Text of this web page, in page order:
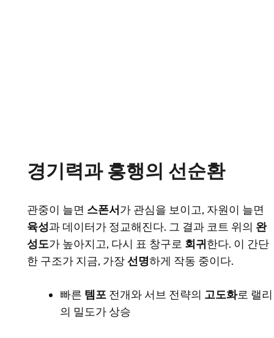
경기력과 흥행의 선순환
관중이 늘면 스폰서 가 관심을 보이고, 자원이 늘면
육성과 데이터가 정교해진다. 그 결과 코트 위의 완
성도가 높아지고, 다시 표 창구로 회귀 한다. 이 간단
한 구조가 지금, 가장선명하게 작동 중이다.
빠른 템포 전개와 서브 전략의 고도화로 랠리
의 밀도가 상승